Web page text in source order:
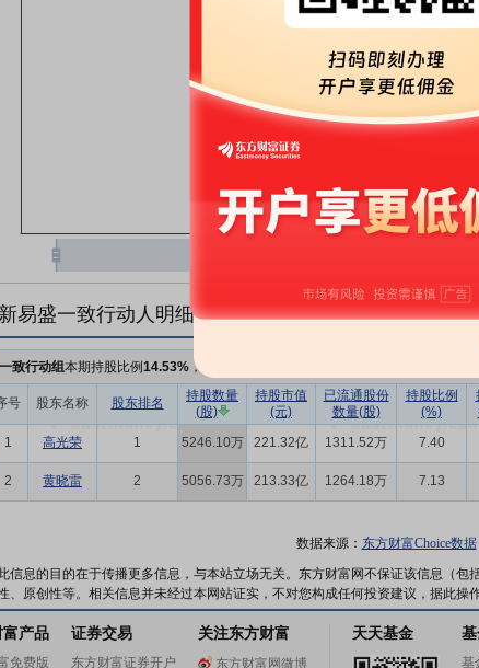
新易盛一致行动人明细
一致行动组本期持股比例14.53% ，持股数量
号 股东名称 股东排名
持股数量
(股)
持股市值
(元)
已流通股份
数量(股)
持股比例
(%)
1 高光荣 1 5246.10万 221.32亿 1311.52万 7.40
2 黄晓雷 2 5056.73万 213.33亿 1264.18万 7.13
数据来源： 东方财富Choice数据
信息的目的在于传播更多信息，与本站立场无关。东方财富网不保证该信息（
、原创性等。相关信息并未经过本网站证实，不对您构成任何投资建议，据此操
产品
免费版
证券交易
东方财富证券开户
关注东方财富
东方财富网微博
天天基金
基